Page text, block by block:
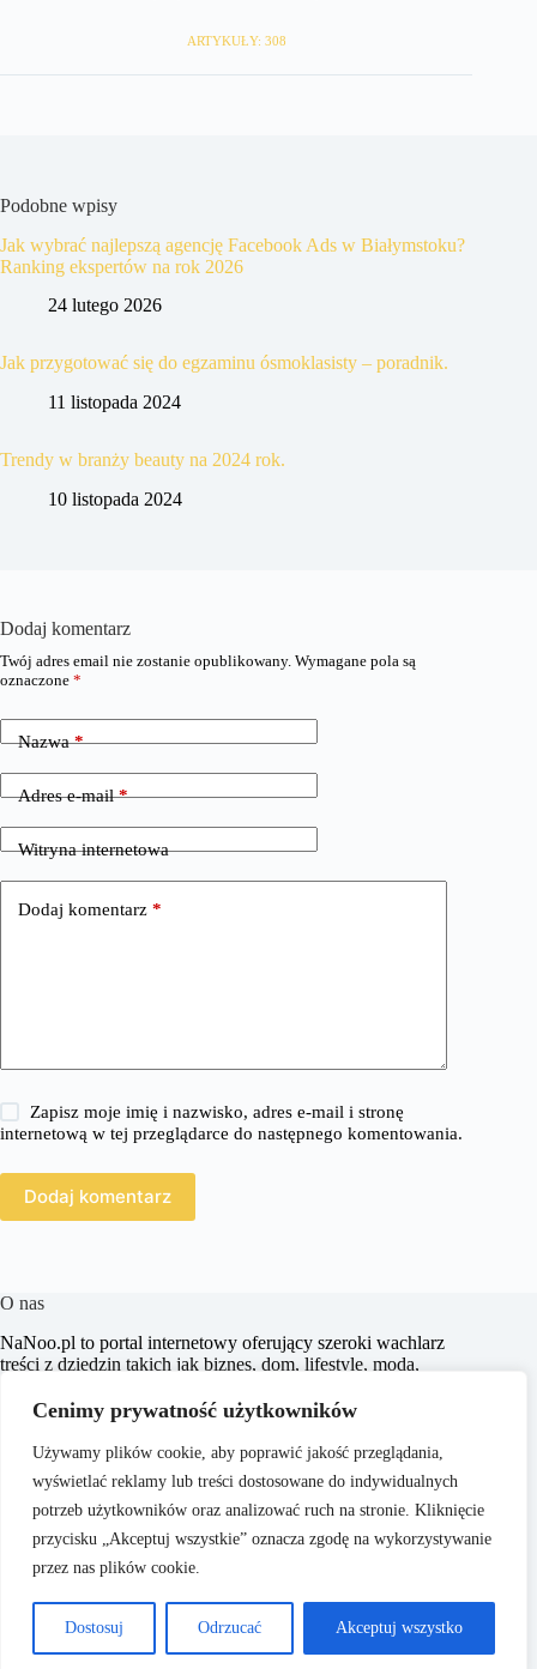
Cenimy prywatność użytkowników
Używamy plików cookie, aby poprawić jakość przeglądania,
wyświetlać reklamy lub treści dostosowane do indywidualnych
potrzeb użytkowników oraz analizować ruch na stronie. Kliknięcie
przycisku „Akceptuj wszystkie” oznacza zgodę na wykorzystywanie
przez nas plików cookie.
Dostosuj Odrzucać Akceptuj wszystko
ARTYKUŁY: 308
Podobne wpisy
Jak wybrać najlepszą agencję Facebook Ads w Białymstoku?
Ranking ekspertów na rok 2026
24 lutego 2026
Jak przygotować się do egzaminu ósmoklasisty – poradnik.
11 listopada 2024
Trendy w branży beauty na 2024 rok.
10 listopada 2024
Dodaj komentarz
Twój adres email nie zostanie opublikowany. Wymagane pola są
oznaczone *
Nazwa*
Adres e-mail*
Witryna internetowa
Dodaj komentarz *
Zapisz moje imię i nazwisko, adres e-mail i stronę
internetową w tej przeglądarce do następnego komentowania.
Dodaj komentarz
O nas
​NaNoo.pl to portal internetowy oferujący szeroki wachlarz
treści z dziedzin takich jak biznes, dom, lifestyle, moda,
celem jest dostarczanie czytelnikom rzetelnych i inspirujących
artykułów, które wspierają ich w podejmowaniu świadomych
decyzji oraz poszerzają horyzonty.
Copyright © 2026 - ​
NaNoo.pl
O nas
Polityka Prywatności